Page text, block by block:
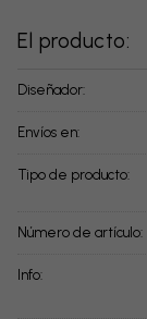
El producto:
Diseñador:
Envíos en:
Tipo de producto:
Número de artículo:
info: